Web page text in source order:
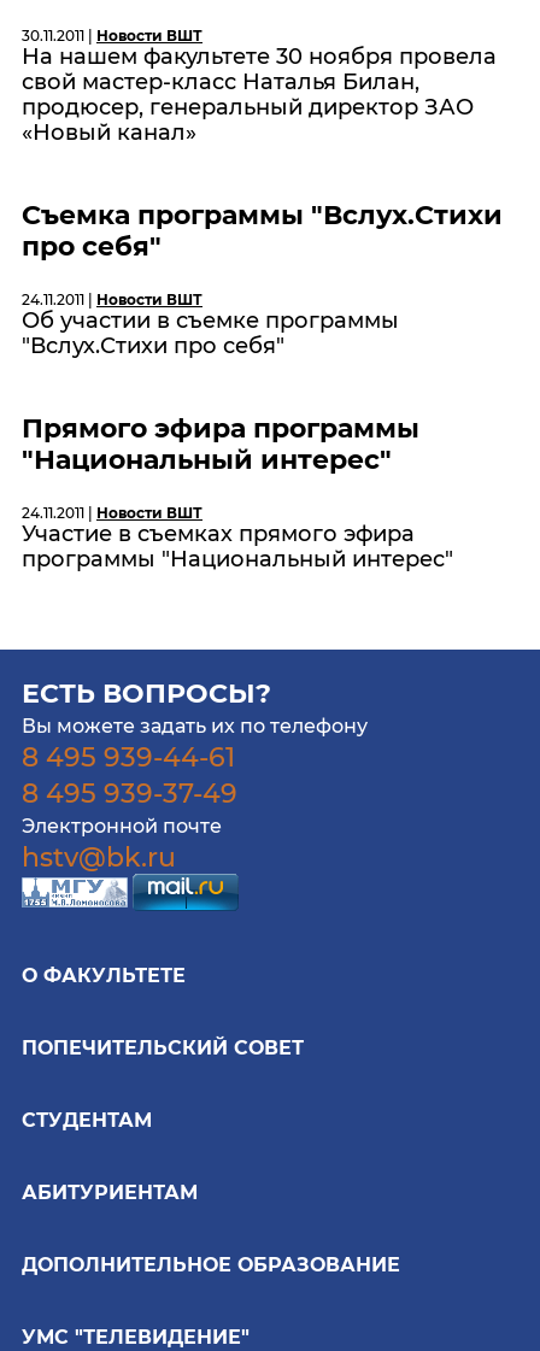
30.11.2011 | Новости ВШТ
На нашем факультете 30 ноября провела
свой мастер-класс Наталья Билан,
продюсер, генеральный директор ЗАО
«Новый канал»
Съемка программы "Вслух.Стихи
про себя"
24.11.2011 | Новости ВШТ
Об участии в съемке программы
"Вслух.Стихи про себя"
Прямого эфира программы
"Национальный интерес"
24.11.2011 | Новости ВШТ
Участие в съемках прямого эфира
программы "Национальный интерес"
ЕСТЬ ВОПРОСЫ?
Вы можете задать их по телефону
8 495 939-44-61
8 495 939-37-49
Электронной почте
hstv@bk.ru
О ФАКУЛЬТЕТЕ
ПОПЕЧИТЕЛЬСКИЙ СОВЕТ
СТУДЕНТАМ
АБИТУРИЕНТАМ
ДОПОЛНИТЕЛЬНОЕ ОБРАЗОВАНИЕ
УМС "ТЕЛЕВИДЕНИЕ"